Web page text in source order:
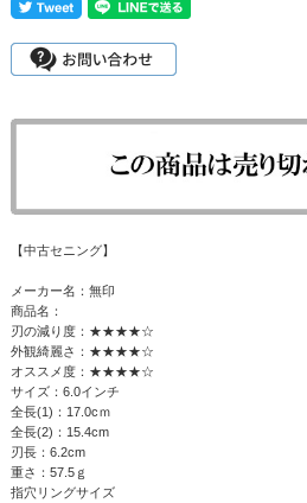
【中古セニング】
メーカー名：無印
商品名：
刃の減り度：★★★★☆
外観綺麗さ：★★★★☆
オススメ度：★★★★☆
サイズ：6.0インチ
全長(1)：17.0cｍ
全長(2)：15.4cm
刃長：6.2cm
重さ：57.5ｇ
指穴リングサイズ